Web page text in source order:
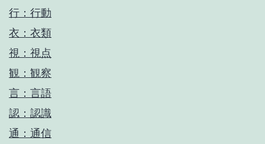
行：行動
衣：衣類
視：視点
観：観察
言：言語
認：認識
通：通信